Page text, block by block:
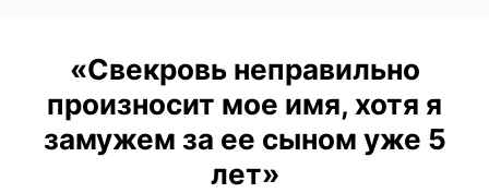
«Свекровь неправильно
произносит мое имя, хотя я
замужем за ее сыном уже 5
лет»